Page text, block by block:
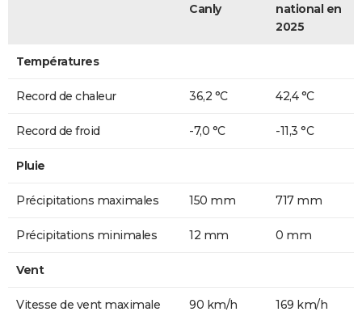
Canly
national en
2025
Températures
Record de chaleur 36,2 °C 42,4 °C
Record de froid -7,0 °C -11,3 °C
Pluie
Précipitations maximales 150 mm 717 mm
Précipitations minimales 12 mm 0 mm
Vent
Vitesse de vent maximale 90 km/h 169 km/h